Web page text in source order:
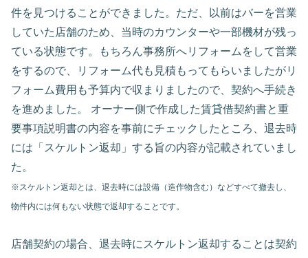
件を見つけることができました。ただ、以前はバーを営業
していた店舗のため、当時のカウンターや一部機材が残っ
ている状態です。もちろん事務所へリフォームをして営業
をするので、リフォーム代も見積もってもらいましたがリ
フォーム費用も予算内で収まりましたので、契約へ手続き
を進めました。 オーナー側で作成した賃貸借契約書と重
要事項説明書の内容を事前にチェックしたところ、退去時
には「スケルトン返却」する旨の内容が記載されていまし
た。
※スケルトン返却とは、退去時には設備（造作物含む）などすべて撤去し、
物件内には何もない状態で返却することです。
店舗契約の場合、退去時にスケルトン返却することは契約